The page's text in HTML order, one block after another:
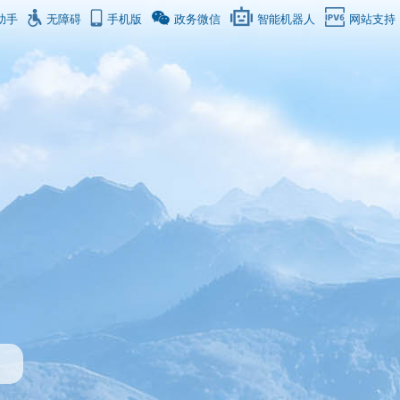
手 无障碍 手机版 政务微信 智能机器人 网站支持